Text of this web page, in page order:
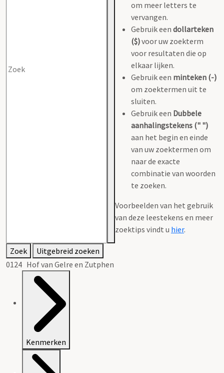
om meer letters te
vervangen.
Gebruik een dollarteken
($)voor uw zoekterm
voor resultaten die op
elkaar lijken.
Gebruik een minteken (-)
om zoektermen uit te
sluiten.
Gebruik een Dubbele
aanhalingstekens (" ")
aan het begin en einde
van uw zoektermen om
naar de exacte
combinatie van woorden
te zoeken.
Voorbeelden van het gebruik
van deze leestekens en meer
zoektips vindt u hier.
Zoek
Uitgebreid zoeken
0124 Hof van Gelre en Zutphen
Kenmerken